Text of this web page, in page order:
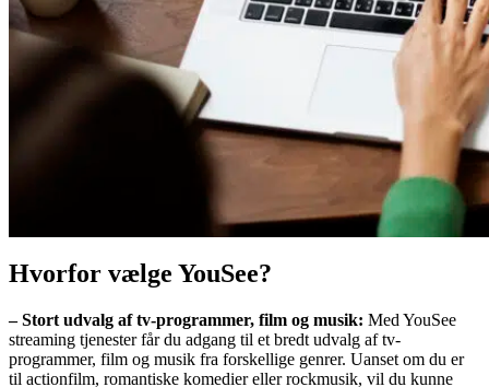
Hvorfor vælge YouSee?
– Stort udvalg af tv-programmer, film og musik: Med YouSee
streaming tjenester får du adgang til et bredt udvalg af tv-
programmer, film og musik fra forskellige genrer. Uanset om du er
til actionfilm, romantiske komedier eller rockmusik, vil du kunne